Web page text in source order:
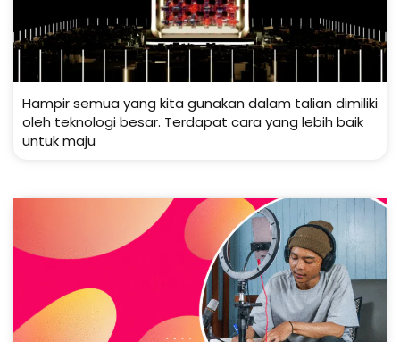
Hampir semua yang kita gunakan dalam talian dimiliki
oleh teknologi besar. Terdapat cara yang lebih baik
untuk maju